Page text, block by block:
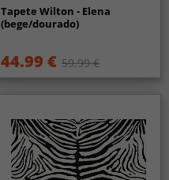
Tapete Wilton - Elena
(bege/dourado)
44.99 € 59.99 €